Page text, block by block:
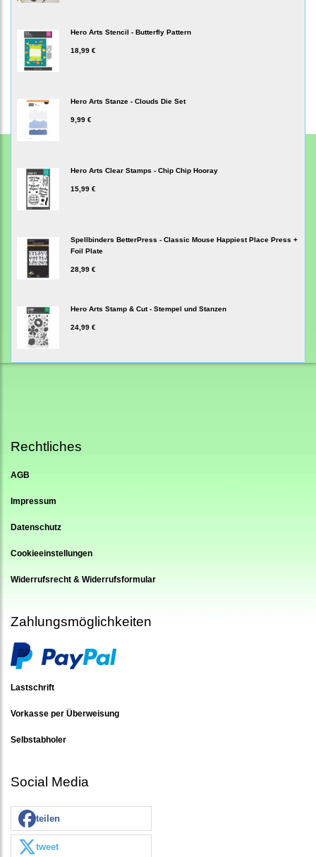
Hero Arts Stencil - Butterfly Pattern
18,99 €
Hero Arts Stanze - Clouds Die Set
9,99 €
Hero Arts Clear Stamps - Chip Chip Hooray
15,99 €
Spellbinders BetterPress - Classic Mouse Happiest Place Press +
Foil Plate
28,99 €
Hero Arts Stamp & Cut - Stempel und Stanzen
24,99 €
Rechtliches
AGB
Impressum
Datenschutz
Cookieeinstellungen
Widerrufsrecht & Widerrufsformular
Zahlungsmöglichkeiten
Lastschrift
Vorkasse per Überweisung
Selbstabholer
Social Media
teilen
tweet